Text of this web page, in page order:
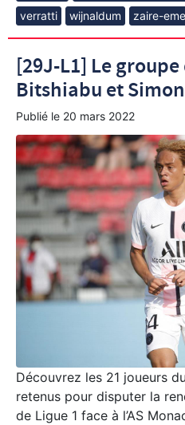
verratti wijnaldum zaire-
[29J-L1] Le groupe
Bitshiabu et
Publié le 20 mars 2022
Découvrez les 21 joueurs
retenus pour disputer la
de Ligue 1 face à l’AS